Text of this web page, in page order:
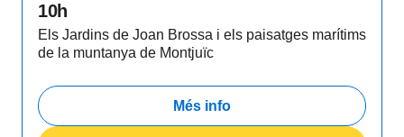
10h
Els Jardins de Joan Brossa i els paisatges marítims
de la muntanya de Montjuïc
Més info